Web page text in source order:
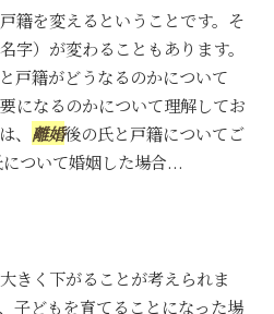
籍を変えるということです。そ
字）が変わることもあります。
戸籍がどうなるのかについて
になるのかについて理解してお
、 離婚後の氏と戸籍についてご
ついて婚姻した場合...
きく下がることが考えられま
子どもを育てることになった場